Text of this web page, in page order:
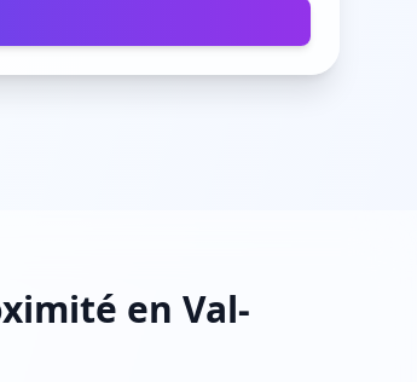
en Val-